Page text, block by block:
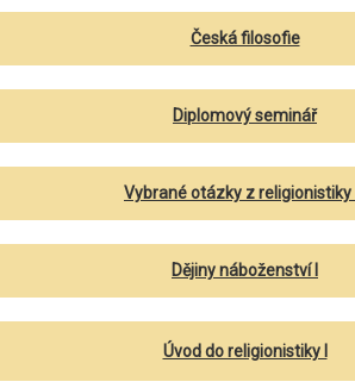
Česká filosofie
Diplomový seminář
Vybrané otázky z religionistiky
Dějiny náboženství I
Úvod do religionistiky I